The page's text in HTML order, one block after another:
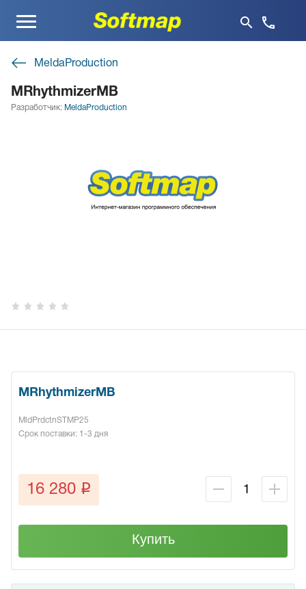
Меню
MeldaProduction
MRhythmizerMB
Разработчик: MeldaProduction
MRhythmizerMB
MldPrdctnSTMP25
Срок поставки: 1-3 дня
16 280 q
Купить